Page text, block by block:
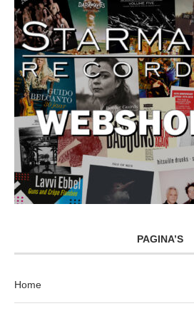
PAGINA’S
Home